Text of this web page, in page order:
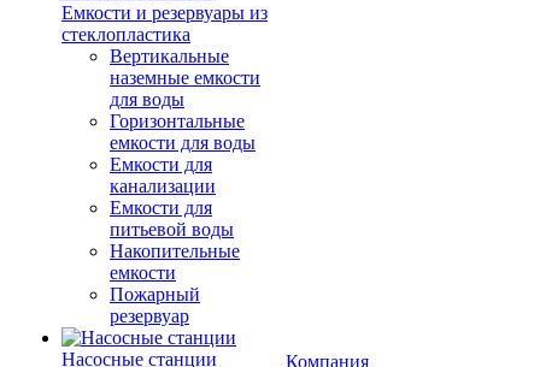
Емкости и резервуары из
стеклопластика
Вертикальные
наземные емкости
для воды
Горизонтальные
емкости для воды
Емкости для
канализации
Емкости для
питьевой воды
Накопительные
емкости
Пожарный
резервуар
Насосные станции
Компания